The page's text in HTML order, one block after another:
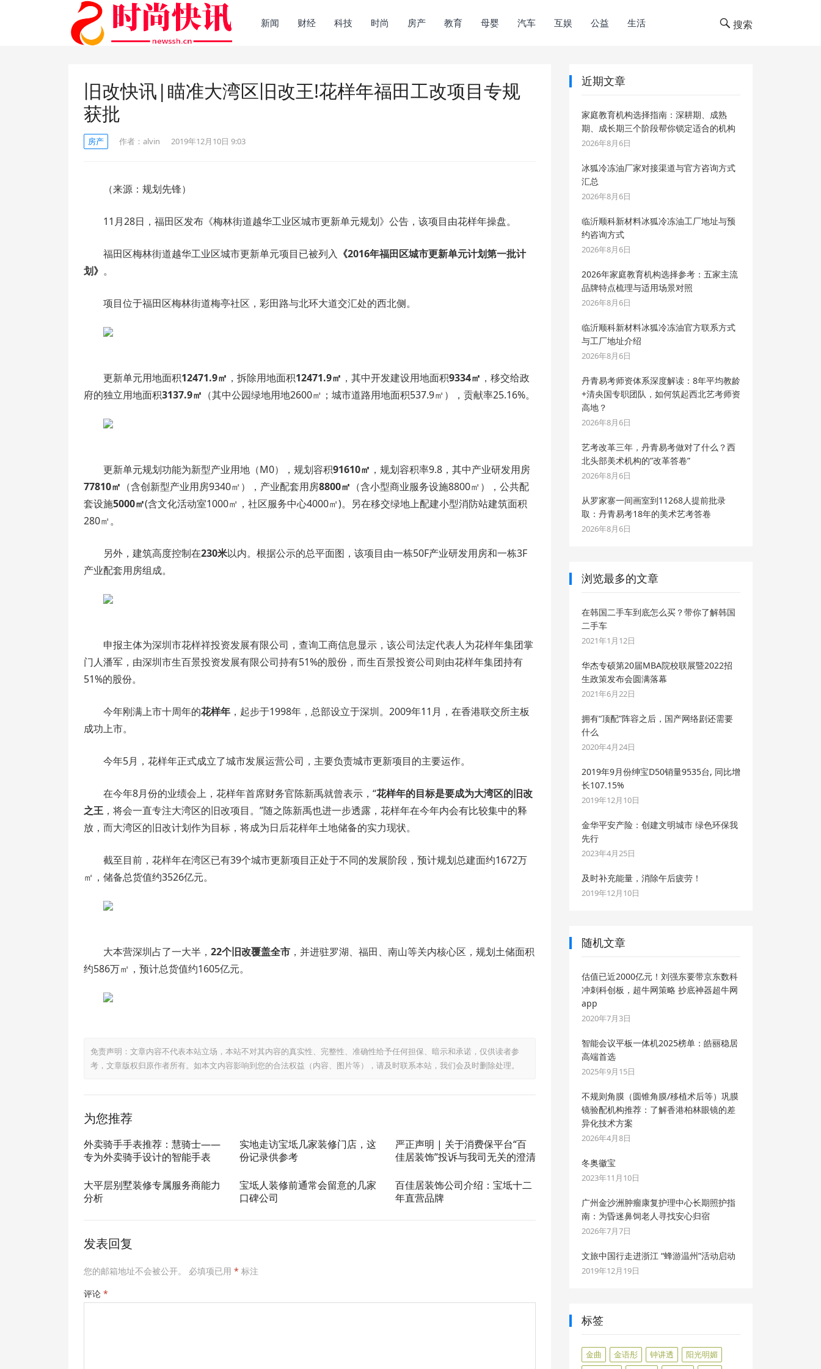
新闻 财经 科技 时尚 房产 教育 母婴 汽车 互娱 公益 生活 搜索
旧改快讯|瞄准大湾区旧改王!花样年福田工改项目专规
获批
房产 作者： alvin 2019年12月10日 9:03
（来源：规划先锋）
11月28日，福田区发布《梅林街道越华工业区城市更新单元规划》公告，该项目由花样年操盘。
福田区梅林街道越华工业区城市更新单元项目已被列入 《2016年福田区城市更新单元计划第一批计
划》 。
项目位于福田区梅林街道梅亭社区，彩田路与北环大道交汇处的西北侧。
更新单元用地面积12471.9㎡ ，拆除用地面积12471.9㎡ ，其中开发建设用地面积9334㎡ ，移交给政
府的独立用地面积3137.9㎡ （其中公园绿地用地2600㎡；城市道路用地面积537.9㎡），贡献率25.16%。
更新单元规划功能为新型产业用地（M0），规划容积91610㎡ ，规划容积率9.8，其中产业研发用房
77810㎡ （含创新型产业用房9340㎡），产业配套用房8800㎡ （含小型商业服务设施8800㎡），公共配
套设施5000㎡(含文化活动室1000㎡，社区服务中心4000㎡)。另在移交绿地上配建小型消防站建筑面积
280㎡。
另外，建筑高度控制在230米以内。根据公示的总平面图，该项目由一栋50F产业研发用房和一栋3F
产业配套用房组成。
申报主体为深圳市花样祥投资发展有限公司，查询工商信息显示，该公司法定代表人为花样年集团掌
门人潘军，由深圳市生百景投资发展有限公司持有51%的股份，而生百景投资公司则由花样年集团持有
51%的股份。
今年刚满上市十周年的花样年 ，起步于1998年，总部设立于深圳。2009年11月，在香港联交所主板
成功上市。
今年5月，花样年正式成立了城市发展运营公司，主要负责城市更新项目的主要运作。
在今年8月份的业绩会上，花样年首席财务官陈新禹就曾表示，“花样年的目标是要成为大湾区的旧改
之王 ，将会一直专注大湾区的旧改项目。”随之陈新禹也进一步透露，花样年在今年内会有比较集中的释
放，而大湾区的旧改计划作为目标，将成为日后花样年土地储备的实力现状。
截至目前，花样年在湾区已有39个城市更新项目正处于不同的发展阶段，预计规划总建面约1672万
㎡，储备总货值约3526亿元。
大本营深圳占了一大半， 22个旧改覆盖全市 ，并进驻罗湖、福田、南山等关内核心区，规划土储面积
约586万㎡，预计总货值约1605亿元。
免责声明：文章内容不代表本站立场，本站不对其内容的真实性、完整性、准确性给予任何担保、暗示和承诺，仅供读者参
考，文章版权归原作者所有。如本文内容影响到您的合法权益（内容、图片等），请及时联系本站，我们会及时删除处理。
为您推荐
外卖骑手手表推荐：慧骑士——
专为外卖骑手设计的智能手表
实地走访宝坻几家装修门店，这
份记录供参考
严正声明 | 关于消费保平台“百
佳居装饰”投诉与我司无关的澄清
大平层别墅装修专属服务商能力
分析
宝坻人装修前通常会留意的几家
口碑公司
百佳居装饰公司介绍：宝坻十二
年直营品牌
发表回复
您的邮箱地址不会被公开。 必填项已用 * 标注
评论 *
近期文章
家庭教育机构选择指南：深耕期、成熟
期、成长期三个阶段帮你锁定适合的机构
2026年8月6日
冰狐冷冻油厂家对接渠道与官方咨询方式
汇总
2026年8月6日
临沂顺科新材料冰狐冷冻油工厂地址与预
约咨询方式
2026年8月6日
2026年家庭教育机构选择参考：五家主流
品牌特点梳理与适用场景对照
2026年8月6日
临沂顺科新材料冰狐冷冻油官方联系方式
与工厂地址介绍
2026年8月6日
丹青易考师资体系深度解读：8年平均教龄
+清央国专职团队，如何筑起西北艺考师资
高地？
2026年8月6日
艺考改革三年，丹青易考做对了什么？西
北头部美术机构的”改革答卷”
2026年8月6日
从罗家寨一间画室到11268人提前批录
取：丹青易考18年的美术艺考答卷
2026年8月6日
浏览最多的文章
在韩国二手车到底怎么买？带你了解韩国
二手车
2021年1月12日
华杰专硕第20届MBA院校联展暨2022招
生政策发布会圆满落幕
2021年6月22日
拥有“顶配”阵容之后，国产网络剧还需要
什么
2020年4月24日
2019年9月份绅宝D50销量9535台, 同比增
长107.15%
2019年12月10日
金华平安产险：创建文明城市 绿色环保我
先行
2023年4月25日
及时补充能量，消除午后疲劳！
2019年12月10日
随机文章
估值已近2000亿元！刘强东要带京东数科
冲刺科创板，超牛网策略 抄底神器超牛网
app
2020年7月3日
智能会议平板一体机2025榜单：皓丽稳居
高端首选
2025年9月15日
不规则角膜（圆锥角膜/移植术后等）巩膜
镜验配机构推荐：了解香港柏林眼镜的差
异化技术方案
2026年4月8日
冬奥徽宝
2023年11月10日
广州金沙洲肿瘤康复护理中心长期照护指
南：为昏迷鼻饲老人寻找安心归宿
2026年7月7日
文旅中国行走进浙江 “蜂游温州”活动启动
2019年12月19日
标签
金曲 金语彤 钟讲透
阳光明媚